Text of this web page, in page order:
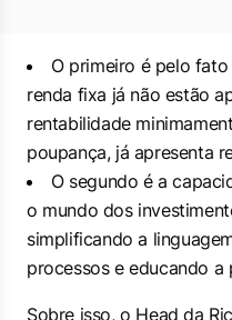
O primeiro é pelo
renda fixa já não estão
rentabilidade
poupança, já apresenta
O segundo é a
o mundo dos
simplificando a
processos e educando a
Sobre isso, o Head da